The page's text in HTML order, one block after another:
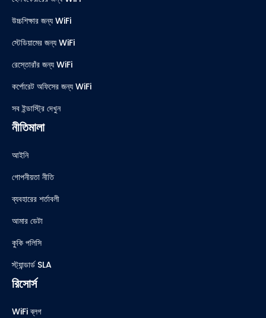
উচ্চশিক্ষার জন্য WiFi
স্টেডিয়ামের জন্য WiFi
রেস্তোরাঁর জন্য WiFi
কর্পোরেট অফিসের জন্য WiFi
সব ইন্ডাস্ট্রি দেখুন
নীতিমালা
আইনি
গোপনীয়তা নীতি
ব্যবহারের শর্তাবলী
আমার ডেটা
কুকি পলিসি
স্ট্যান্ডার্ড SLA
রিসোর্স
WiFi ব্লগ